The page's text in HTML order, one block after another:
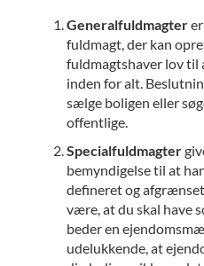
Generalfuldmagter
fuldmagt, der kan
fuldmagtshaver lov
inden for alt.
sælge boligen eller
offentlige.
Specialfuldmagter
bemyndigelse til at
defineret og
være, at du skal have
beder en
udelukkende, at